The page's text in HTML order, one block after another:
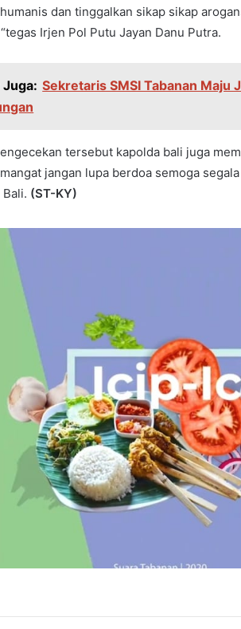
dan tinggalkan sikap sikap
Irjen Pol Putu Jayan Danu Putra.
Juga: Sekretaris SMSI Tabanan Maju
tersebut kapolda bali juga
jangan lupa berdoa semoga
Bali. (ST-KY)